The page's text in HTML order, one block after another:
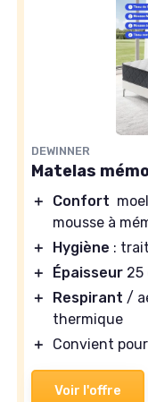
DEWINNER
Matelas
＋ Confort
mousse à
＋
Hygiène :
＋
Épaisseur 25
＋
Respirant /
thermique
＋
Convient
Voir l'offre